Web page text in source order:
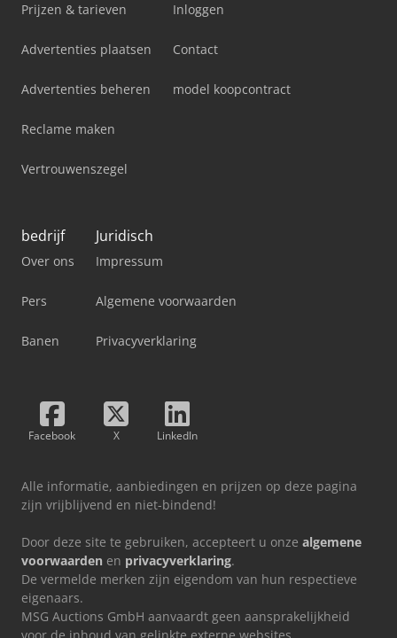
Prijzen & tarieven
Advertenties plaatsen
Advertenties beheren
Reclame maken
Vertrouwenszegel
Inloggen
Contact
model koopcontract
bedrijf
Over ons
Pers
Banen
Juridisch
Impressum
Algemene voorwaarden
Privacyverklaring
Facebook X LinkedIn
Alle informatie, aanbiedingen en prijzen op deze pagina
zijn vrijblijvend en niet-bindend!
Door deze site te gebruiken, accepteert u onze algemene
voorwaarden en privacyverklaring.
De vermelde merken zijn eigendom van hun respectieve
eigenaars.
MSG Auctions GmbH aanvaardt geen aansprakelijkheid